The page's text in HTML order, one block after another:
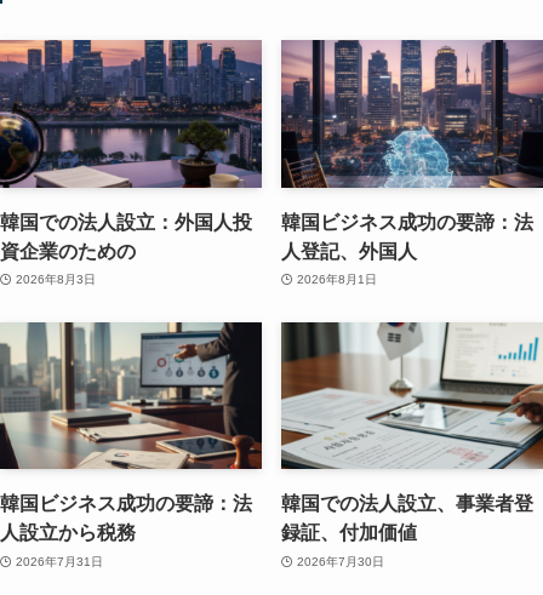
韓国での法人設立：外国人投
資企業のための
2026年8月3日
韓国ビジネス成功の要諦：法
人登記、外国人
2026年8月1日
韓国ビジネス成功の要諦：法
人設立から税務
2026年7月31日
韓国での法人設立、事業者登
録証、付加価値
2026年7月30日